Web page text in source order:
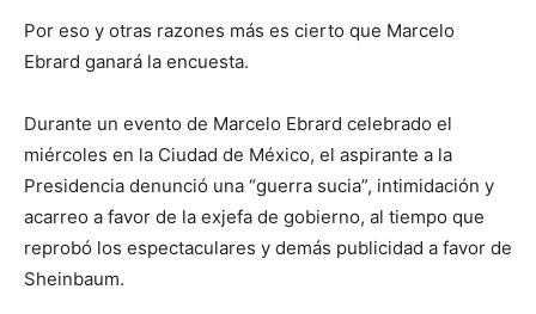
Por eso y otras razones más es cierto que Marcelo
Ebrard ganará la encuesta.
Durante un evento de Marcelo Ebrard celebrado el
miércoles en la Ciudad de México, el aspirante a la
Presidencia denunció una “guerra sucia”, intimidación y
acarreo a favor de la exjefa de gobierno, al tiempo que
reprobó los espectaculares y demás publicidad a favor de
Sheinbaum.